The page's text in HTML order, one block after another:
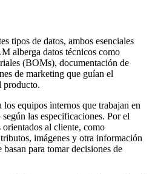
tipos de datos, ambos esenciales
alberga datos técnicos como
(BOMs), documentación de
de marketing que guían el
producto.
los equipos internos que trabajan en
las especificaciones. Por el
al cliente, como
imágenes y otra información
para tomar decisiones de